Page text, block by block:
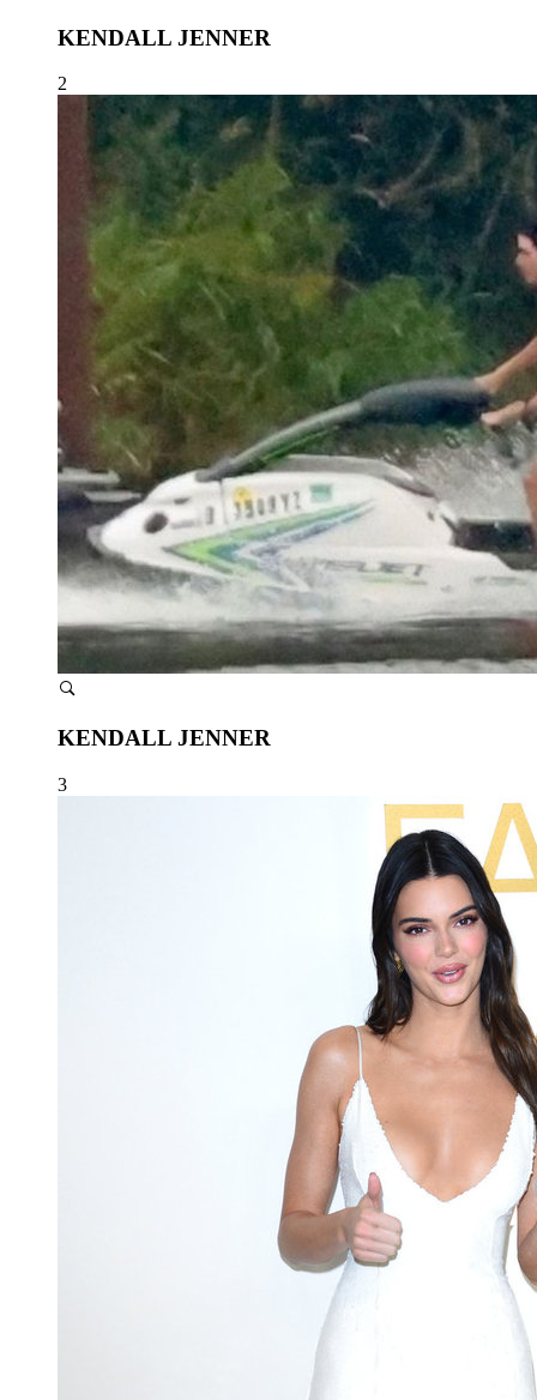
KENDALL JENNER
2
KENDALL JENNER
3